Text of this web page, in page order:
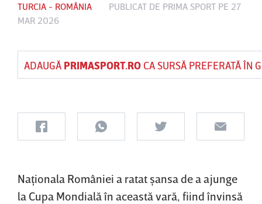
TURCIA - ROMÂNIA PUBLICAT DE PRIMA SPORT PE 27
MAR 2026
ADAUGĂ PRIMASPORT.ROCA SURSĂ PREFERATĂ ÎN
Naţionala României a ratat şansa de a ajunge
la Cupa Mondială în această vară, fiind învinsă